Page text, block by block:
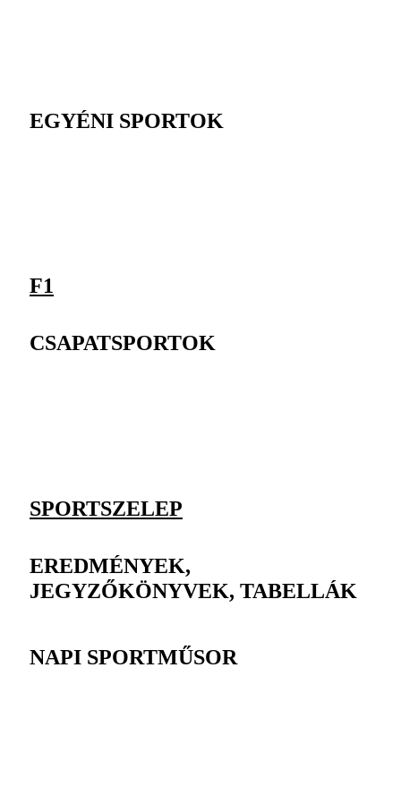
EGYÉNI SPORTOK
F1
CSAPATSPORTOK
SPORTSZELEP
EREDMÉNYEK,
JEGYZŐKÖNYVEK, TABELLÁK
NAPI SPORTMŰSOR